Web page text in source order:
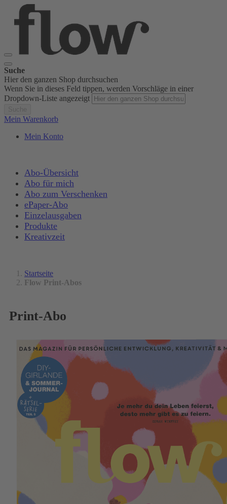
Suche
Hier den ganzen Shop durchsuchen
Wenn Sie in dieses Feld tippen, werden Vorschläge in einer
Dropdown-Liste angezeigt
Mein Warenkorb
Mein Konto
Abo-Übersicht
Abo für mich
Abo zum Verschenken
ePaper-Abo
Einzelausgaben
Produkte
Kreativzeit
Startseite
Flow Print-Abos
Print-Abo